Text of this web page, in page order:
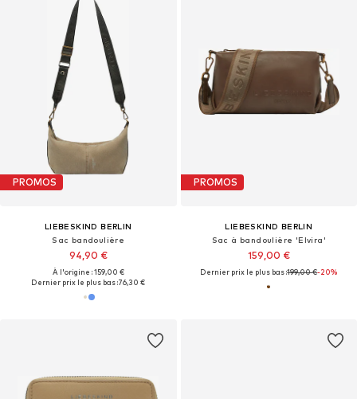
PROMOS
LIEBESKIND BERLIN
Sac bandoulière
94,90 €
À l'origine : 159,00 €
Dernier prix le plus bas :76,30 €
PROMOS
LIEBESKIND BERLIN
Sac à bandoulière 'Elvira'
159,00 €
Dernier prix le plus bas :199,00 €-20%